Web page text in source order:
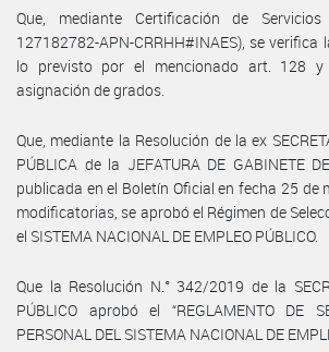
Que, mediante Certificación de
127182782-APN-CRRHH#INAES), se
lo previsto por el mencionado art. 128
asignación de grados.
Que, mediante la Resolución de la ex
PÚBLICA de la JEFATURA DE GABINETE
publicada en el Boletín Oficial en fecha 25 de
modificatorias, se aprobó el Régimen de
el SISTEMA NACIONAL DE EMPLEO PÚBLICO.
Que la Resolución N.° 342/2019 de la
PÚBLICO aprobó el “REGLAMENTO DE
PERSONAL DEL SISTEMA NACIONAL DE